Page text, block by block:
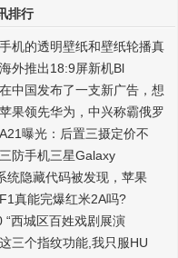
排行
机的透明壁纸和壁纸轮播真
外推出18:9屏新机Bl
中国发布了一支新广告，想
果领先华为，中兴称霸俄罗
曝光：后置三摄定价不
防手机三星Galaxy
统隐藏代码被发现，苹果
真能完爆红米2A吗?
“西城区百姓戏剧展演
三个指纹功能,我只服HU